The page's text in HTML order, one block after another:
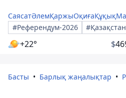
СаясатӘлемҚаржыОқиғаҚұқық
#Референдум-2026
+22° $
Басты Барлық жаңалықтар